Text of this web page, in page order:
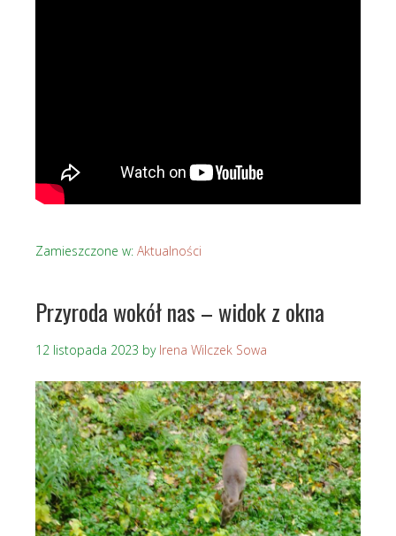
Zamieszczone w: Aktualności
Przyroda wokół nas – widok z okna
12 listopada 2023 by Irena Wilczek Sowa